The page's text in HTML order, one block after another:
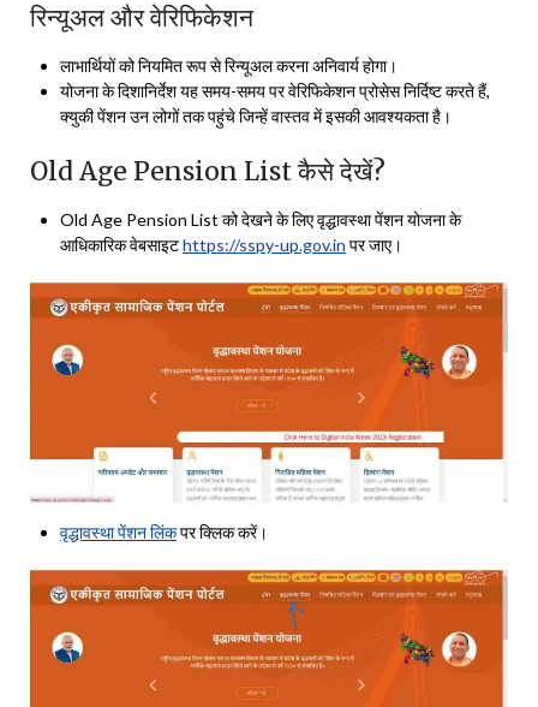
रिन्यूअल और वेरिफिकेशन
लाभार्थियों को नियमित रूप से रिन्यूअल करना अनिवार्य होगा।
योजना के दिशानिर्देश यह समय-समय पर वेरिफिकेशन प्रोसेस निर्दिष्ट करते हैं,
क्युकी पेंशन उन लोगों तक पहुंचे जिन्हें वास्तव में इसकी आवश्यकता है।
Old Age Pension List कैसे देखें?
Old Age Pension List को देखने के लिए वृद्धावस्था पेंशन योजना के
आधिकारिक वेबसाइटhttps://sspy-up.gov.in पर जाए।
वृद्धावस्था पेंशन लिंकपर क्लिक करें।